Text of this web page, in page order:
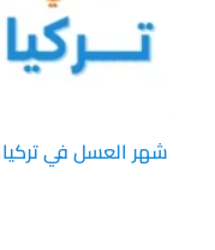
شهر العسل في تركيا